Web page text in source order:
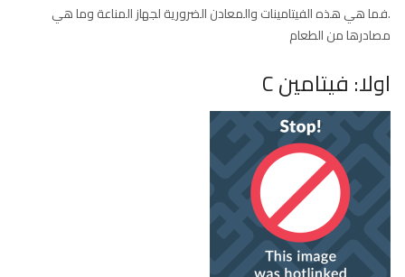
.فما هي هذه الفيتامينات والمعادن الضرورية لجهاز المناعة وما هي
مصادرها من الطعام
اولا: فيتامين C